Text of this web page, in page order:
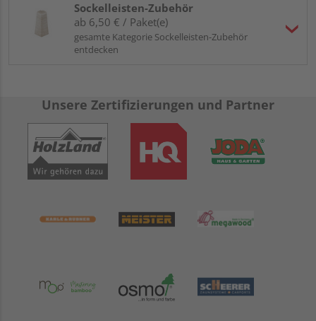
Sockelleisten-Zubehör
ab 6,50 € / Paket(e)
gesamte Kategorie Sockelleisten-Zubehör
entdecken
Unsere Zertifizierungen und Partner